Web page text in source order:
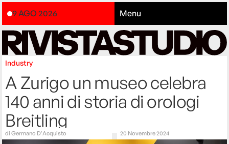
9 AGO 2026 Menu
Industry
A Zurigo un museo celebra
140 anni di storia di orologi
Breitling
diGermano D'Acquisto 20 Novembre 2024